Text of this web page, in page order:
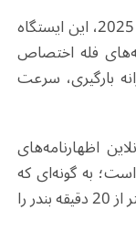
شرکت راه‌آهن اعلام کرد که در اوایل جولای 2025، این ایستگاه
فله اختصاص
روزانه بارگیری، سرعت
اظهارنامه‌های
است؛ به ‌گونه‌ای که
قطارهای باری خروجی اکنون می‌توانند در کمتر از 20 دقیقه بندر را